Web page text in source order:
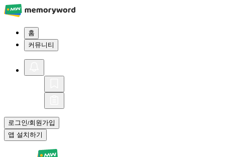
홈
커뮤니티
로그인/회원가입
앱 설치하기